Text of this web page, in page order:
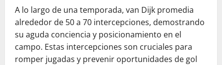
A lo largo de una temporada, van Dijk promedia
alrededor de 50 a 70 intercepciones, demostrando
su aguda conciencia y posicionamiento en el
campo. Estas intercepciones son cruciales para
romper jugadas y prevenir oportunidades de gol